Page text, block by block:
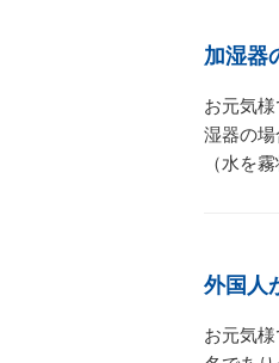
加湿器
お元気
湿器の
（水を
外国人
お元気